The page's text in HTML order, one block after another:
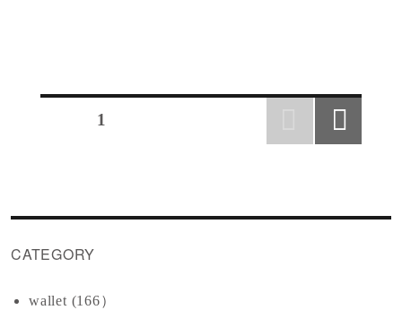
ペ
ページ1
CATEGORY
wallet (166）